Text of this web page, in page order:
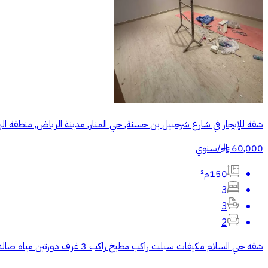
شقة للإيجار في شارع شرحبيل بن حسنة, حي المنار, مدينة الرياض, منطقة
60,000
§
/سنوي
150م²
3
3
2
شقه حي السلام مكيفات سبلت راكب مطبخ راكب 3 غرف دورتين مياه صاله سطح مستقل مدخل مستقل عداد كهرب مستقل كهرب سباكه بويه جديد ( ⚠️دفعه وحده عقد سنوي 44 الف )